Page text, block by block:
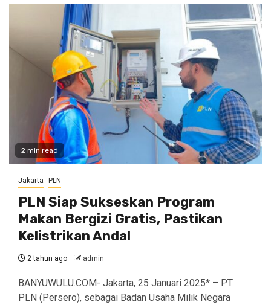
2 min read
Jakarta PLN
PLN Siap Sukseskan Program
Makan Bergizi Gratis, Pastikan
Kelistrikan Andal
2 tahun ago admin
BANYUWULU.COM- Jakarta, 25 Januari 2025* – PT
PLN (Persero), sebagai Badan Usaha Milik Negara